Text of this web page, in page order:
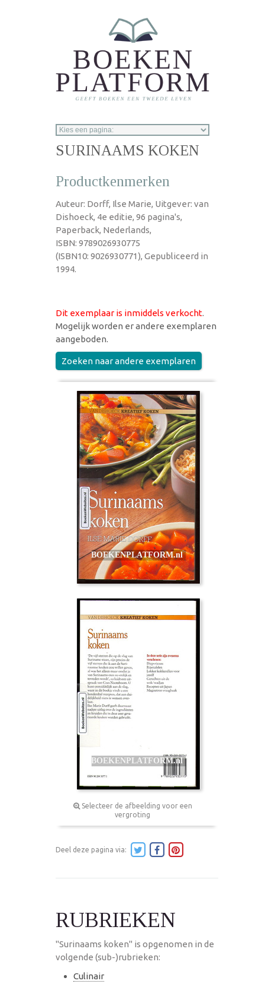
SURINAAMS KOKEN
Productkenmerken
Auteur: Dorff, Ilse Marie, Uitgever: van
Dishoeck, 4e editie, 96 pagina's,
Paperback, Nederlands,
ISBN: 9789026930775
(ISBN10: 9026930771), Gepubliceerd in
1994.
Dit exemplaar is inmiddels verkocht.
Mogelijk worden er andere exemplaren
aangeboden.
Zoeken naar andere exemplaren
Selecteer de afbeelding voor een
vergroting
Deel deze pagina via:
RUBRIEKEN
"Surinaams koken" is opgenomen in de
volgende (sub-)rubrieken:
Culinair